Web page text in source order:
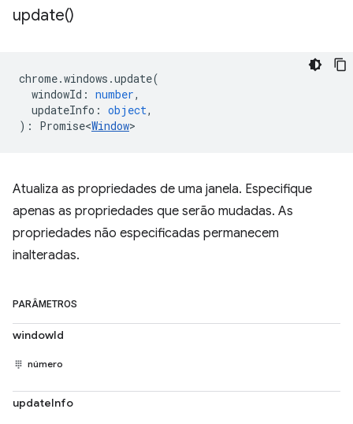
update()
chrome.windows .update(
windowId : number,
updateInfo : object,
) : Promise<Window>
Atualiza as propriedades de uma janela. Especifique
apenas as propriedades que serão mudadas. As
propriedades não especificadas permanecem
inalteradas.
PARÂMETROS
windowId
número
updateInfo